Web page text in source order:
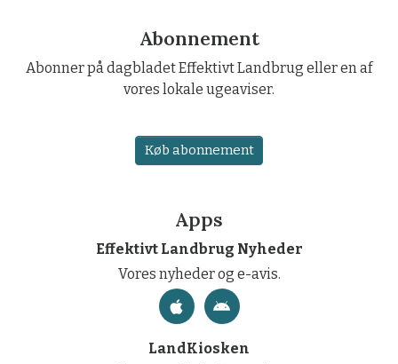
Abonnement
Abonner på dagbladet Effektivt Landbrug eller en af
vores lokale ugeaviser.
Køb abonnement
Apps
Effektivt Landbrug Nyheder
Vores nyheder og e-avis.
LandKiosken